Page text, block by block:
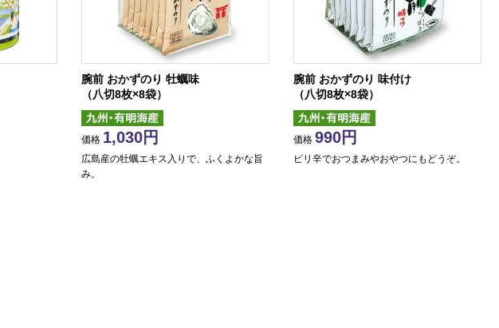
腕前 おかずのり 牡蠣味
（八切8枚×8袋）
価格 1,030
広島産の牡蠣エキス入りで、ふくよかな旨
み。
腕前 おかずのり 味付け
（八切8枚×8袋）
価格 990
ピリ辛でおつまみやおやつにもどうぞ。